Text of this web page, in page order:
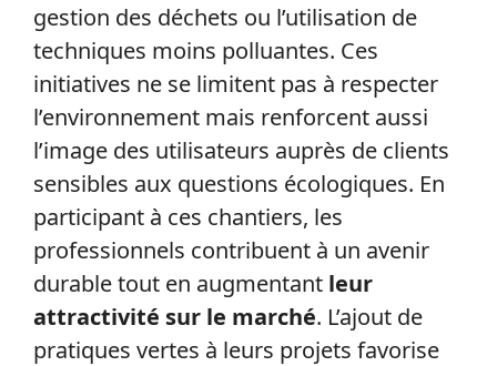
gestion des déchets ou l’utilisation de
techniques moins polluantes. Ces
initiatives ne se limitent pas à respecter
l’environnement mais renforcent aussi
l’image des utilisateurs auprès de clients
sensibles aux questions écologiques. En
participant à ces chantiers, les
professionnels contribuent à un avenir
durable tout en augmentant leur
attractivité sur le marché. L’ajout de
pratiques vertes à leurs projets favorise